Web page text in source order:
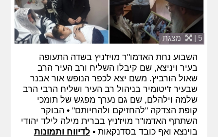
5 | מצגת
השבוע נחת האדמו"ר מויז'ניץ בשדה התעופה
בעיר ויניצא, שם קיבלו השליח ורב העיר הרב
שאול הורביץ. משם יצא לכפר הנופש אור אבנר
שבעיר ז'יטומיר בניהול רב העיר ושליח הרבי הרב
שלמה וילהלם, שם גם נערך מפגש של תומכי
קופת הצדקה "להחזיקם ולהחיותם" • הבוקר
השתתף האדמו"ר מויז'ניץ בברית מילה לילד יהודי
בוינצא ואף כובד בסדנקאות •לדיווח ותמונות